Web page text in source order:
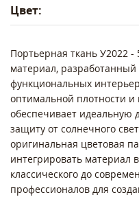
Цвет:
Портьерная ткань У2022
материал,
функциональных
оптимальной плотности и
обеспечивает идеальную
защиту от солнечного
оригинальная цветовая
интегрировать материал
классического до
профессионалов для